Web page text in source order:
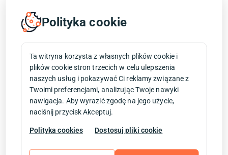
Advanced Top Menu
Amazon Dropdown Navigation - Zero Vertical Mega Menu
rozbudowane menu
sklep internetowy
sklep online
sklepy
sklepy internetowe SOO Magic Menu
Jednym z podstawowych elementów każdego sklepu
internetowego jest menu. Poziome (górne) lub pionowe (boczne)
pomaga uporządkować to co jest dostępne w sklepie stając...
Data publikacji: 21.04.2015
Polityka cookie
Ta witryna korzysta z własnych plików cookie i
plików cookie stron trzecich w celu ulepszenia
naszych usług i pokazywać Ci reklamy związane z
Twoimi preferencjami, analizując Twoje nawyki
nawigacja. Aby wyrazić zgodę na jego użycie,
naciśnij przycisk Akceptuj.
Polityka cookies Dostosuj pliki cookie